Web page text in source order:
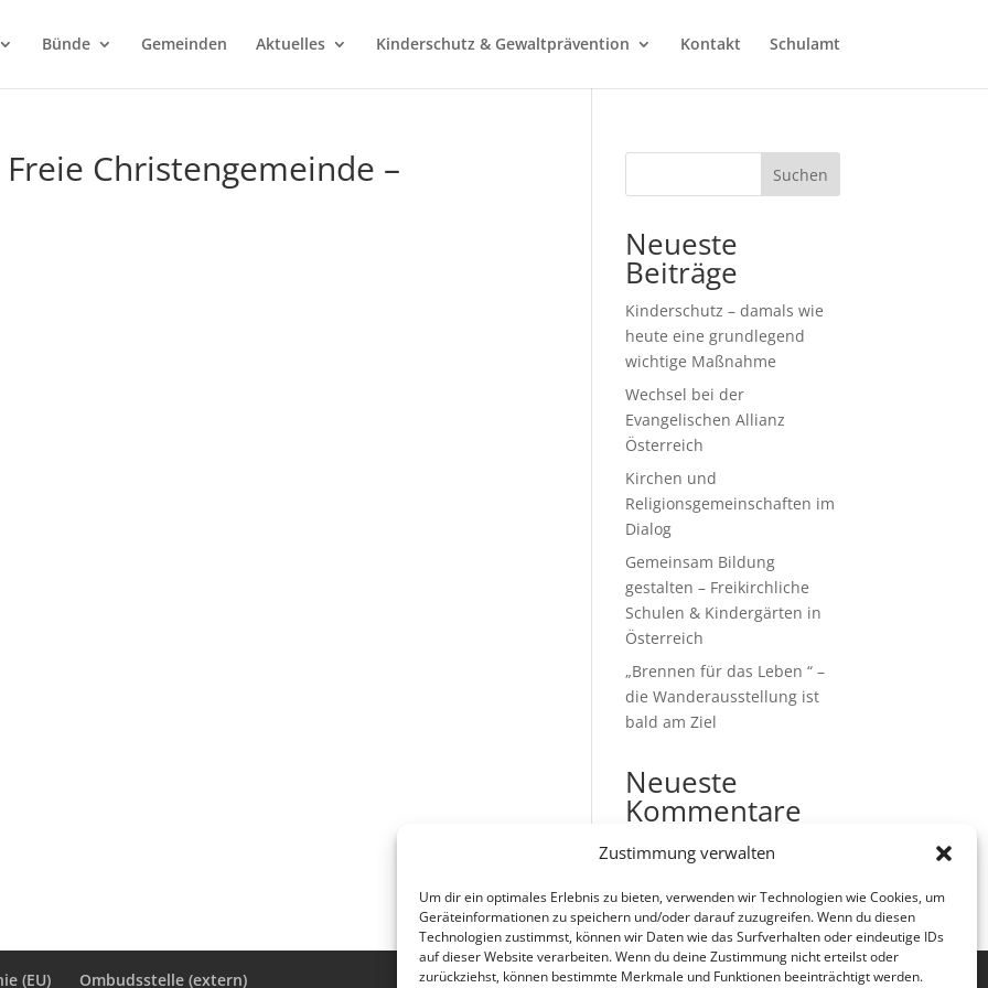
Zustimmung verwalten
Um dir ein optimales Erlebnis zu bieten, verwenden wir Technologien wie Cookies, um
Geräteinformationen zu speichern und/oder darauf zuzugreifen. Wenn du diesen
Technologien zustimmst, können wir Daten wie das Surfverhalten oder eindeutige IDs
auf dieser Website verarbeiten. Wenn du deine Zustimmung nicht erteilst oder
zurückziehst, können bestimmte Merkmale und Funktionen beeinträchtigt werden.
Bünde Gemeinden Aktuelles Kinderschutz & Gewaltprävention Kontakt Schulamt
Freie Christengemeinde – Suchen
Neueste
Beiträge
Kinderschutz – damals wie
heute eine grundlegend
wichtige Maßnahme
Wechsel bei der
Evangelischen Allianz
Österreich
Kirchen und
Religionsgemeinschaften im
Dialog
Gemeinsam Bildung
gestalten – Freikirchliche
Schulen & Kindergärten in
Österreich
„Brennen für das Leben “ –
die Wanderausstellung ist
bald am Ziel
Neueste
Kommentare
Es sind keine Kommentare
(EU) Ombudsstelle (extern)